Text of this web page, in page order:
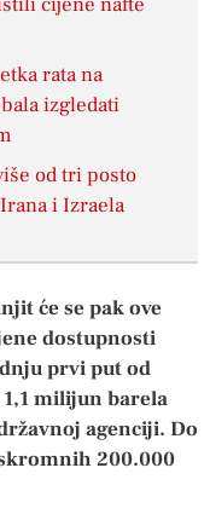
rata na
izgledati
od tri posto
i Izraela
će se pak ove
dostupnosti
prvi put od
milijun barela
agenciji. Do
200.000